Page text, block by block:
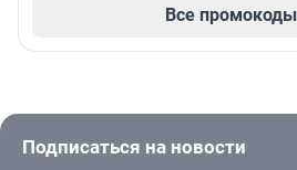
Все промокоды
Подписаться на новости